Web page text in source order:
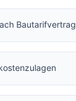
Bautarifvertrag